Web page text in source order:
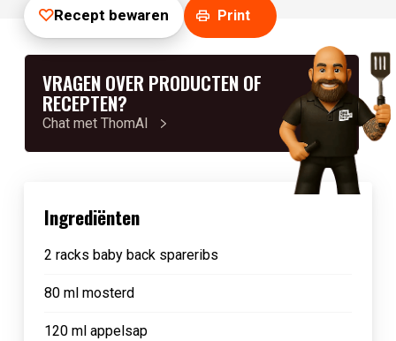
Recept bewaren Print
VRAGEN OVER PRODUCTEN OF
RECEPTEN?
Chat met ThomAI
Ingrediënten
2 racks baby back spareribs
80 ml mosterd
120 ml appelsap